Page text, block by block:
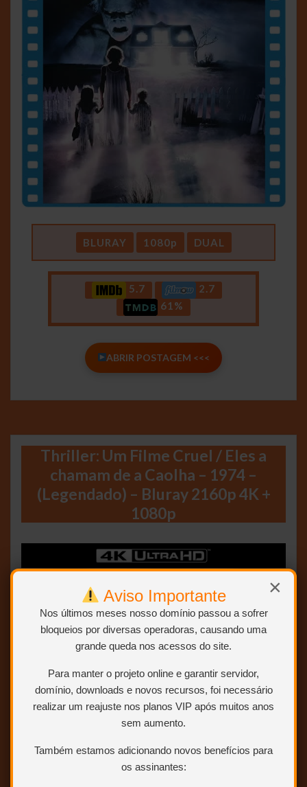
×
Aviso Importante
Nos últimos meses nosso domínio passou a sofrer
bloqueios por diversas operadoras, causando uma
grande queda nos acessos do site.
Para manter o projeto online e garantir servidor,
domínio, downloads e novos recursos, foi necessário
realizar um reajuste nos planos VIP após muitos anos
sem aumento.
Também estamos adicionando novos benefícios para
os assinantes:
BLURAY 1080p DUAL
5.7
2.7
61%
ABRIR POSTAGEM <<<
Thriller: Um Filme Cruel / Eles a
chamam de a Caolha – 1974 –
(Legendado) – Bluray 2160p 4K +
1080p